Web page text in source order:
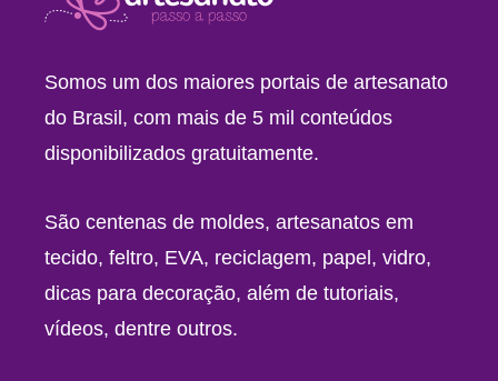
Somos um dos maiores portais de artesanato
do Brasil, com mais de 5 mil conteúdos
disponibilizados gratuitamente.
São centenas de moldes, artesanatos em
tecido, feltro, EVA, reciclagem, papel, vidro,
dicas para decoração, além de tutoriais,
vídeos, dentre outros.